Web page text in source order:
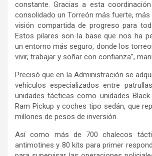
constante. Gracias a esta
consolidado un Torreón más fuerte,
visión compartida de progreso para
Estos pilares son la base que nos ha
un entorno más seguro, donde los
vivir, trabajar y soñar con confianza”,
Precisó que en la Administración se
vehículos especializados entre
unidades tácticas como unidades Black
Ram Pickup y coches tipo sedán, que
millones de pesos de inversión.
Así como más de 700 chalecos
antimotines y 80 kits para primer